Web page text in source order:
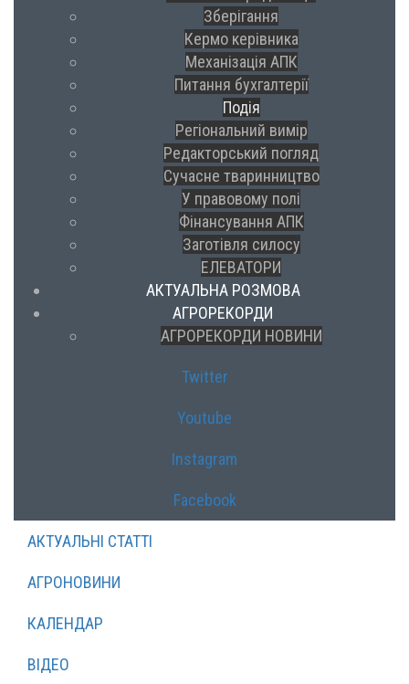
Зберігання
Кермо керівника
Механізація АПК
Питання бухгалтерії
Подія
Регіональний вимір
Редакторський погляд
Сучасне тваринництво
У правовому полі
Фінансування АПК
Заготівля силосу
ЕЛЕВАТОРИ
АКТУАЛЬНА РОЗМОВА
АГРОРЕКОРДИ
АГРОРЕКОРДИ НОВИНИ
Twitter
Youtube
Instagram
Facebook
АКТУАЛЬНІ СТАТТІ
АГРОНОВИНИ
КАЛЕНДАР
ВІДЕО